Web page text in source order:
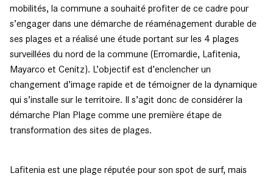
mobilités, la commune a souhaité profiter de ce cadre pour
s’engager dans une démarche de réaménagement durable de
ses plages et a réalisé une étude portant sur les 4 plages
surveillées du nord de la commune (Erromardie, Lafitenia,
Mayarco et Cenitz). L’objectif est d’enclencher un
changement d’image rapide et de témoigner de la dynamique
qui s’installe sur le territoire. Il s’agit donc de considérer la
démarche Plan Plage comme une première étape de
transformation des sites de plages.
Lafitenia est une plage réputée pour son spot de surf, mais